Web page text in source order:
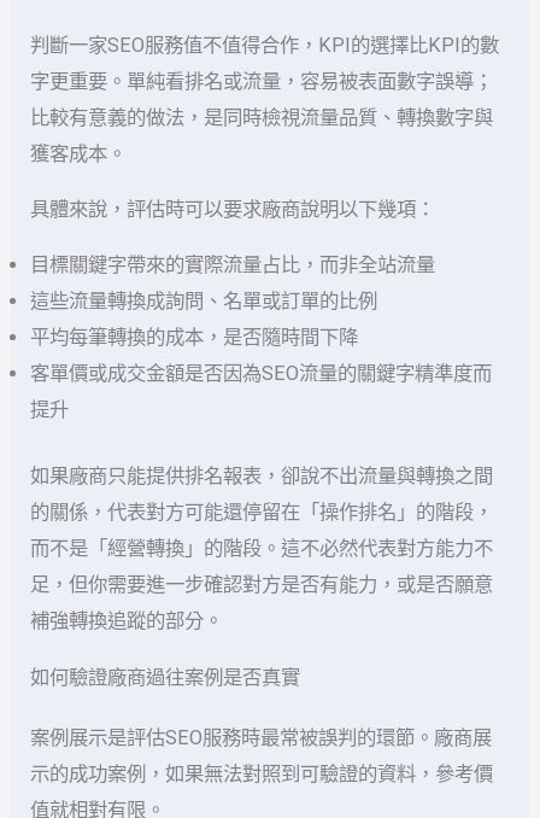
判斷一家SEO服務值不值得合作，KPI的選擇比KPI的數
字更重要。單純看排名或流量，容易被表面數字誤導；
比較有意義的做法，是同時檢視流量品質、轉換數字與
獲客成本。
具體來說，評估時可以要求廠商說明以下幾項：
目標關鍵字帶來的實際流量占比，而非全站流量
這些流量轉換成詢問、名單或訂單的比例
平均每筆轉換的成本，是否隨時間下降
客單價或成交金額是否因為SEO流量的關鍵字精準度而
提升
如果廠商只能提供排名報表，卻說不出流量與轉換之間
的關係，代表對方可能還停留在「操作排名」的階段，
而不是「經營轉換」的階段。這不必然代表對方能力不
足，但你需要進一步確認對方是否有能力，或是否願意
補強轉換追蹤的部分。
如何驗證廠商過往案例是否真實
案例展示是評估SEO服務時最常被誤判的環節。廠商展
示的成功案例，如果無法對照到可驗證的資料，參考價
值就相對有限。